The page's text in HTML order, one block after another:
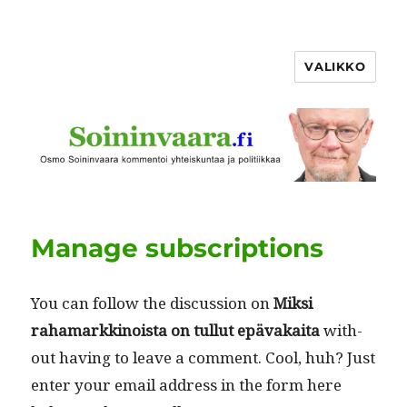
VALIKKO
Manage subscriptions
You can fol­low the dis­cus­sion onMik­si
rahamarkki­noista on tul­lut epä­vakai­tawith­
out hav­ing to leave a com­ment. Cool, huh? Just
enter your email address in the form here